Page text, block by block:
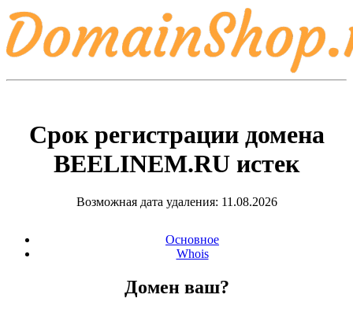
Срок регистрации домена
BEELINEM.RU истек
Возможная дата удаления: 11.08.2026
Основное
Whois
Домен ваш?